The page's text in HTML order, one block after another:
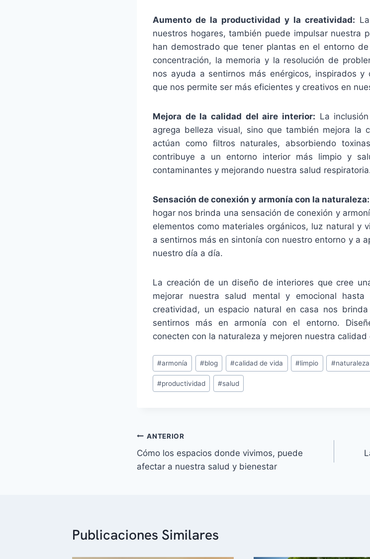
Aumento de la productividad y la creatividad:
nuestros hogares, también puede impulsar nuestra
han demostrado que tener plantas en el entorno
concentración, la memoria y la resolución de
nos ayuda a sentirnos más enérgicos, inspirados
que nos permite ser más eficientes y creativos en
Mejora de la calidad del aire interior: La
agrega belleza visual, sino que también mejora la
actúan como filtros naturales, absorbiendo
contribuye a un entorno interior más limpio y
contaminantes y mejorando nuestra salud
Sensación de conexión y armonía con la naturaleza:
hogar nos brinda una sensación de conexión y
elementos como materiales orgánicos, luz natural y
a sentirnos más en sintonía con nuestro entorno y a
nuestro día a día.
La creación de un diseño de interiores que cree
mejorar nuestra salud mental y emocional
creatividad, un espacio natural en casa nos
sentirnos más en armonía con el entorno.
conecten con la naturaleza y mejoren nuestra calidad
Etiquetas
de
la
#armonía #blog #calidad de vida #limpio #naturaleza
#productividad #salud
Navegación
de
ANTERIOR
Cómo los espacios donde vivimos, puede
afectar a nuestra salud y bienestar
Publicaciones Similares